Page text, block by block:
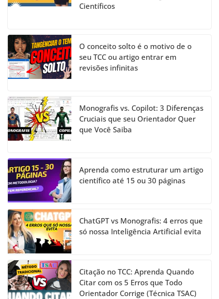
Científicos
O conceito solto é o motivo de o
seu TCC ou artigo entrar em
revisões infinitas
Monografis vs. Copilot: 3 Diferenças
Cruciais que seu Orientador Quer
que Você Saiba
Aprenda como estruturar um artigo
científico até 15 ou 30 páginas
ChatGPT vs Monografis: 4 erros que
só nossa Inteligência Artificial evita
Citação no TCC: Aprenda Quando
Citar com os 5 Erros que Todo
Orientador Corrige (Técnica TSAC)